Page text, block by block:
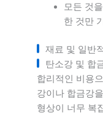
모든 것
한 것만
재료 및 일반
탄소강 및 합
합리적인 비용
강이나 합금강
형상이 너무 복